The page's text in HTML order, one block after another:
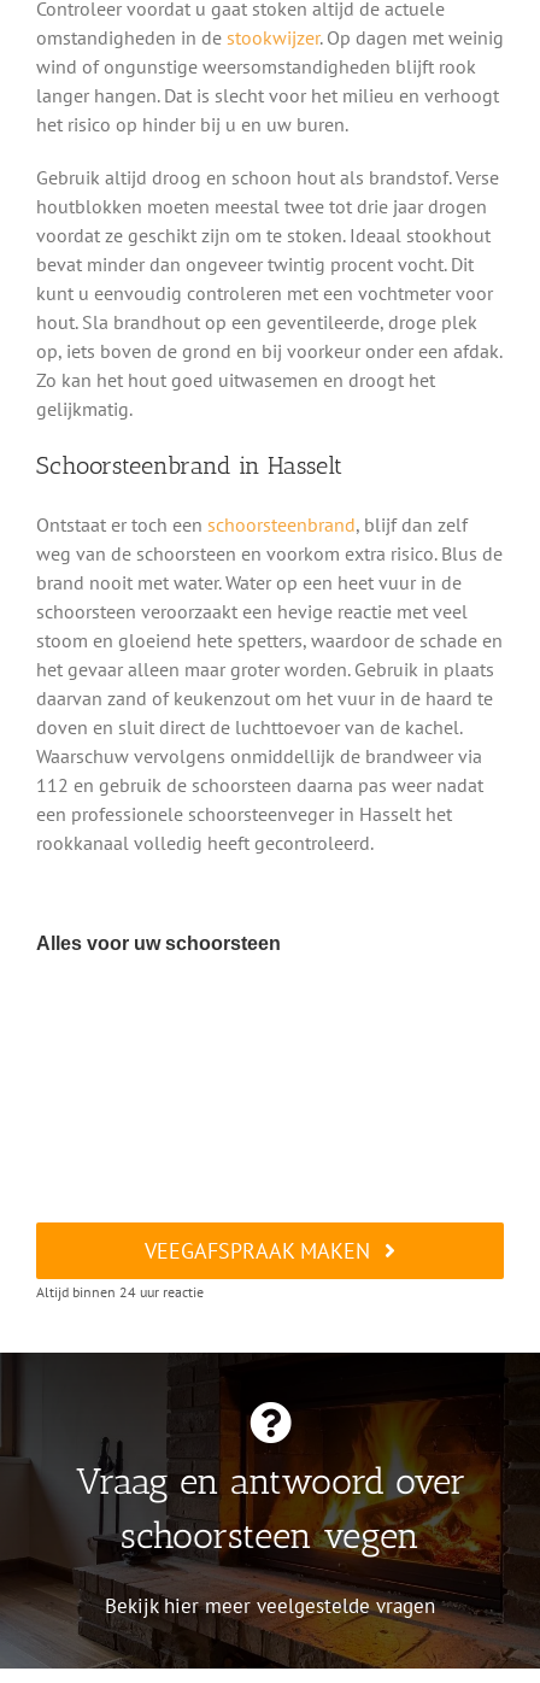
Controleer voordat u gaat stoken altijd de actuele
omstandigheden in de stookwijzer. Op dagen met weinig
wind of ongunstige weersomstandigheden blijft rook
langer hangen. Dat is slecht voor het milieu en verhoogt
het risico op hinder bij u en uw buren.
Gebruik altijd droog en schoon hout als brandstof. Verse
houtblokken moeten meestal twee tot drie jaar drogen
voordat ze geschikt zijn om te stoken. Ideaal stookhout
bevat minder dan ongeveer twintig procent vocht. Dit
kunt u eenvoudig controleren met een vochtmeter voor
hout. Sla brandhout op een geventileerde, droge plek
op, iets boven de grond en bij voorkeur onder een afdak.
Zo kan het hout goed uitwasemen en droogt het
gelijkmatig.
Schoorsteenbrand in Hasselt
Ontstaat er toch een schoorsteenbrand, blijf dan zelf
weg van de schoorsteen en voorkom extra risico. Blus de
brand nooit met water. Water op een heet vuur in de
schoorsteen veroorzaakt een hevige reactie met veel
stoom en gloeiend hete spetters, waardoor de schade en
het gevaar alleen maar groter worden. Gebruik in plaats
daarvan zand of keukenzout om het vuur in de haard te
doven en sluit direct de luchttoevoer van de kachel.
Waarschuw vervolgens onmiddellijk de brandweer via
112 en gebruik de schoorsteen daarna pas weer nadat
een professionele schoorsteenveger in Hasselt het
rookkanaal volledig heeft gecontroleerd.
Alles voor uw schoorsteen
VEEGAFSPRAAK MAKEN
Altijd binnen 24 uur reactie
Vraag en antwoord over
schoorsteen vegen
Bekijk hier meer veelgestelde vragen